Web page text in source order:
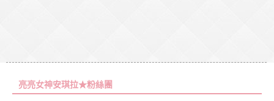
亮亮女神安琪拉★粉絲團